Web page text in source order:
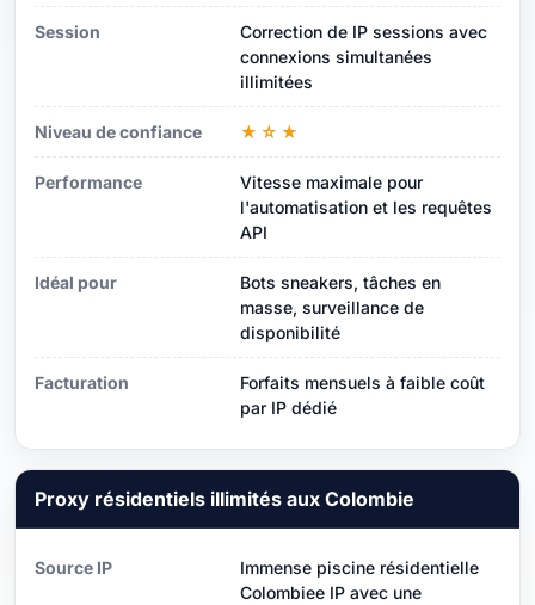
Session
Correction de IP sessions avec
connexions simultanées
illimitées
Niveau de confiance ★☆★
Performance
Vitesse maximale pour
l'automatisation et les requêtes
API
Idéal pour
Bots sneakers, tâches en
masse, surveillance de
disponibilité
Facturation
Forfaits mensuels à faible coût
par IP dédié
Proxy résidentiels illimités aux Colombie
Source IP
Immense piscine résidentielle
Colombiee IP avec une